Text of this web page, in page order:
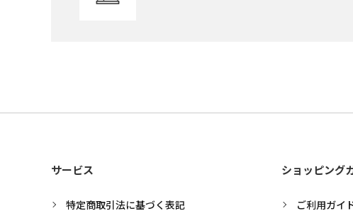
サービス
特定商取引法に基づく表記
ショッピング
ご利用ガイ